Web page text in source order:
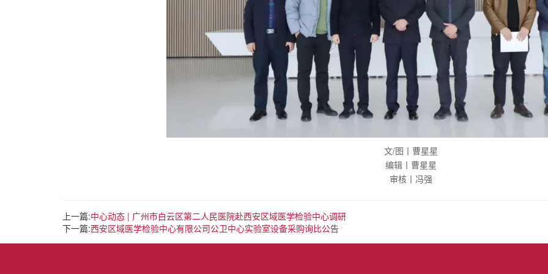
文/图丨曹星星
编辑丨曹星星
审核丨冯强
上一篇:中心动态 | 广州市白云区第二人民医院赴西安区域医学检验中心调研
下一篇:西安区域医学检验中心有限公司公卫中心实验室设备采购询比公告